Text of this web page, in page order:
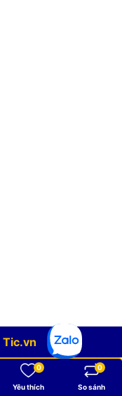
Tic.vn
Yêu thích
0
So sánh
0